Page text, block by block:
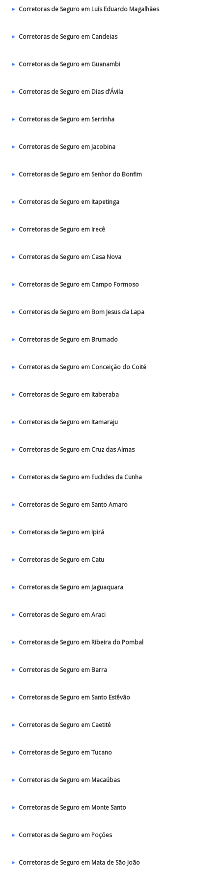
Corretoras de Seguro em Luís Eduardo Magalhães
Corretoras de Seguro em Candeias
Corretoras de Seguro em Guanambi
Corretoras de Seguro em Dias d’Ávila
Corretoras de Seguro em Serrinha
Corretoras de Seguro em Jacobina
Corretoras de Seguro em Senhor do Bonfim
Corretoras de Seguro em Itapetinga
Corretoras de Seguro em Irecê
Corretoras de Seguro em Casa Nova
Corretoras de Seguro em Campo Formoso
Corretoras de Seguro em Bom Jesus da Lapa
Corretoras de Seguro em Brumado
Corretoras de Seguro em Conceição do Coité
Corretoras de Seguro em Itaberaba
Corretoras de Seguro em Itamaraju
Corretoras de Seguro em Cruz das Almas
Corretoras de Seguro em Euclides da Cunha
Corretoras de Seguro em Santo Amaro
Corretoras de Seguro em Ipirá
Corretoras de Seguro em Catu
Corretoras de Seguro em Jaguaquara
Corretoras de Seguro em Araci
Corretoras de Seguro em Ribeira do Pombal
Corretoras de Seguro em Barra
Corretoras de Seguro em Santo Estêvão
Corretoras de Seguro em Caetité
Corretoras de Seguro em Tucano
Corretoras de Seguro em Macaúbas
Corretoras de Seguro em Monte Santo
Corretoras de Seguro em Poções
Corretoras de Seguro em Mata de São João